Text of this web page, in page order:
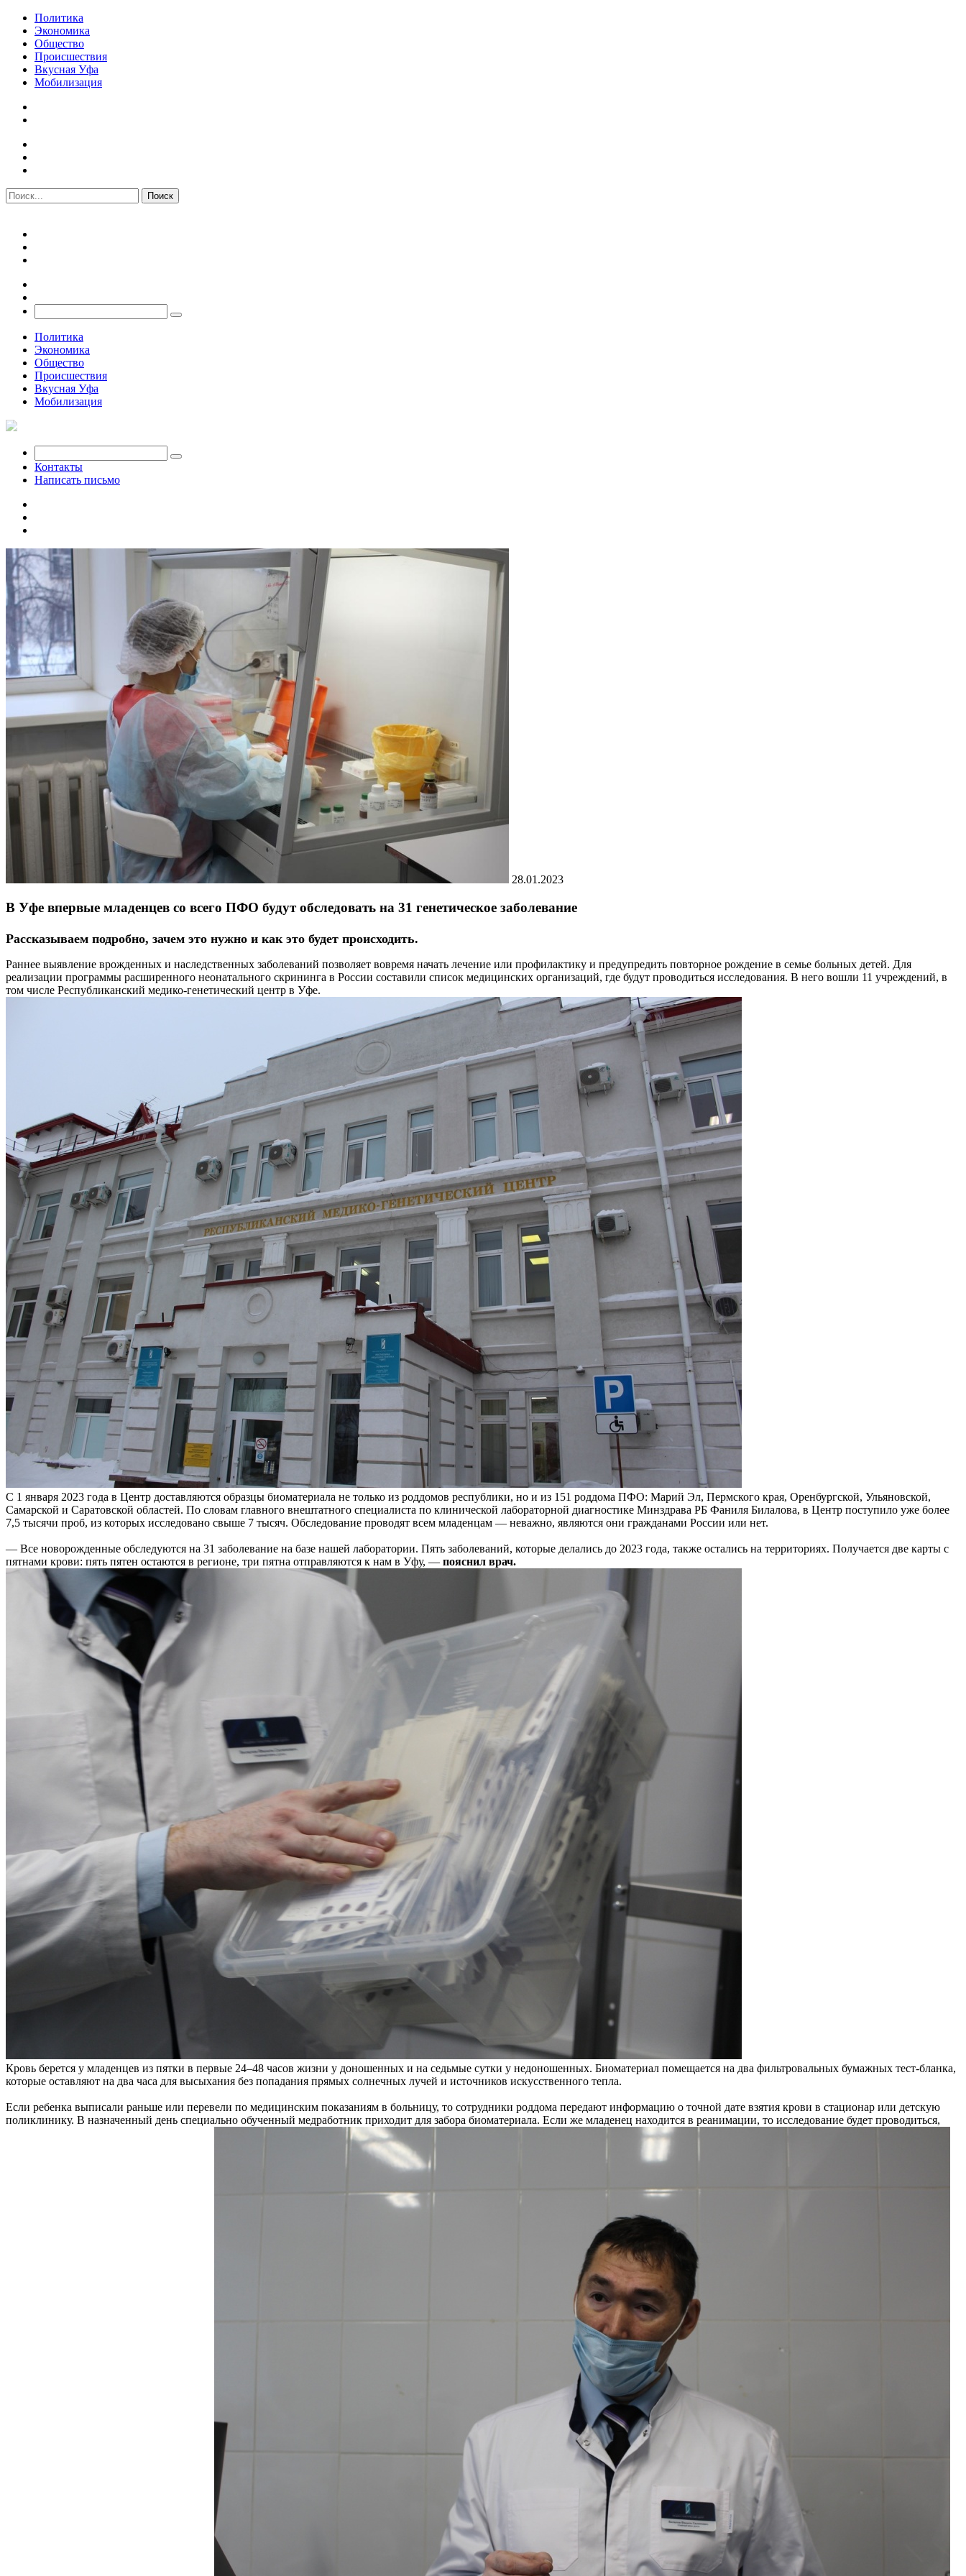
Политика
Экономика
Общество
Происшествия
Вкусная Уфа
Мобилизация
Политика
Экономика
Общество
Происшествия
Вкусная Уфа
Мобилизация
Контакты
Написать письмо
28.01.2023
В Уфе впервые младенцев со всего ПФО будут обследовать на 31 генетическое заболевание
Рассказываем подробно, зачем это нужно и как это будет происходить.
Раннее выявление врожденных и наследственных заболеваний позволяет вовремя начать лечение или профилактику и предупредить повторное рождение в семье больных детей. Для
реализации программы расширенного неонатального скрининга в России составили список медицинских организаций, где будут проводиться исследования. В него вошли 11 учреждений, в
том числе Республиканский медико-генетический центр в Уфе.
С 1 января 2023 года в Центр доставляются образцы биоматериала не только из роддомов республики, но и из 151 роддома ПФО: Марий Эл, Пермского края, Оренбургской, Ульяновской,
Самарской и Саратовской областей. По словам главного внештатного специалиста по клинической лабораторной диагностике Минздрава РБ Фаниля Билалова, в Центр поступило уже более
7,5 тысячи проб, из которых исследовано свыше 7 тысяч. Обследование проводят всем младенцам — неважно, являются они гражданами России или нет.
— Все новорожденные обследуются на 31 заболевание на базе нашей лаборатории. Пять заболеваний, которые делались до 2023 года, также остались на территориях. Получается две карты с
пятнами крови: пять пятен остаются в регионе, три пятна отправляются к нам в Уфу, — пояснил врач.
Кровь берется у младенцев из пятки в первые 24–48 часов жизни у доношенных и на седьмые сутки у недоношенных. Биоматериал помещается на два фильтровальных бумажных тест-бланка,
которые оставляют на два часа для высыхания без попадания прямых солнечных лучей и источников искусственного тепла.
Если ребенка выписали раньше или перевели по медицинским показаниям в больницу, то сотрудники роддома передают информацию о точной дате взятия крови в стационар или детскую
поликлинику. В назначенный день специально обученный медработник приходит для забора биоматериала. Если же младенец находится в реанимации, то исследование будет проводиться,